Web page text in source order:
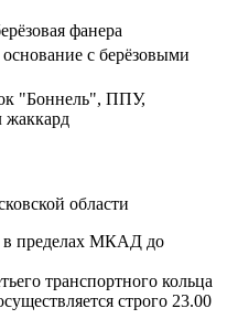
фанера
основание с берёзовыми
"Боннель", ППУ,
жаккард
области
в пределах МКАД до
транспортного кольца
строго 23.00